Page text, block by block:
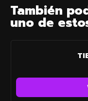
También
uno de